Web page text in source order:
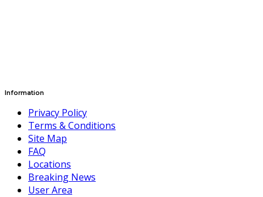
Information
Privacy Policy
Terms & Conditions
Site Map
FAQ
Locations
Breaking News
User Area